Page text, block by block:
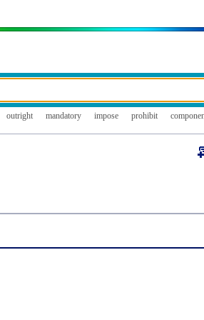
outright mandatory impose prohibit